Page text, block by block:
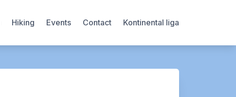
Hiking Events Contact Kontinental liga